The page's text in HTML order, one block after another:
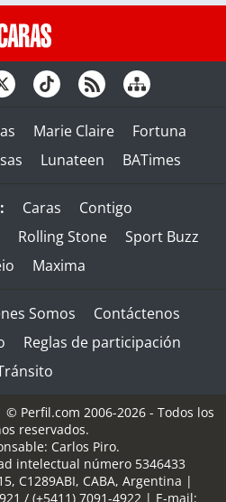
Marie Claire
Fortuna
Lunateen BATimes
Caras
Contigo
Rolling Stone
Sport Buzz
Maxima
Somos
Contáctenos
Reglas de participación
© Perfil.com 2006-2026 - Todos los
reservados.
Carlos Piro.
intelectual número 5346433
, C1289ABI, CABA, Argentina |
/ (+5411) 7091-4922 | E-mail: